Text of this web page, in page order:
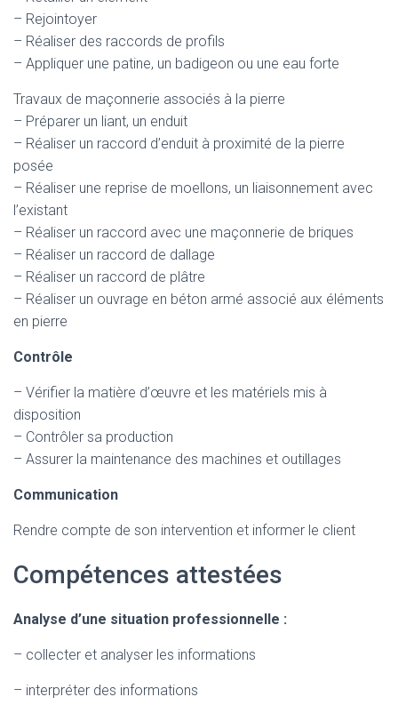
– Rejointoyer
– Réaliser des raccords de profils
– Appliquer une patine, un badigeon ou une eau forte
Travaux de maçonnerie associés à la pierre
– Préparer un liant, un enduit
– Réaliser un raccord d’enduit à proximité de la pierre
posée
– Réaliser une reprise de moellons, un liaisonnement avec
l’existant
– Réaliser un raccord avec une maçonnerie de briques
– Réaliser un raccord de dallage
– Réaliser un raccord de plâtre
– Réaliser un ouvrage en béton armé associé aux éléments
en pierre
Contrôle
– Vérifier la matière d’œuvre et les matériels mis à
disposition
– Contrôler sa production
– Assurer la maintenance des machines et outillages
Communication
Rendre compte de son intervention et informer le client
Compétences attestées
Analyse d’une situation professionnelle :
– collecter et analyser les informations
– interpréter des informations